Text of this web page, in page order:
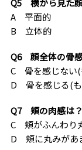
Q5 横から見た
A 平面的
B 立体的
Q6 顔全体の骨
C 骨を感じない(
D 骨を感じる(も
Q7 頬の肉感は？
C 頬がふんわり
D 頬に丸みがあ